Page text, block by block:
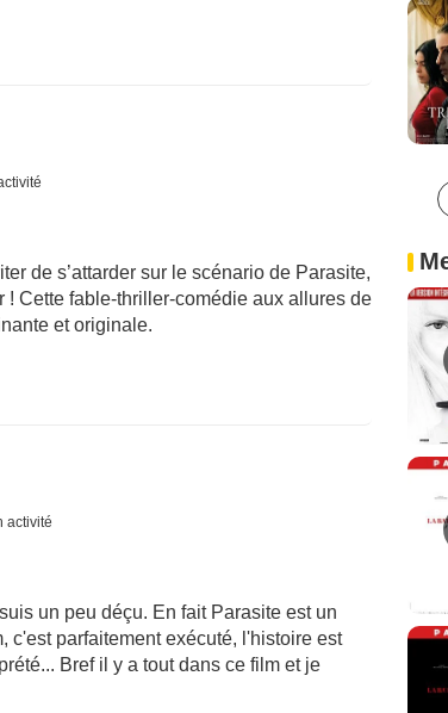
de s’attarder sur le scénario de Parasite,
! Cette fable-thriller-comédie aux allures de
et originale.
activité
un peu déçu. En fait Parasite est un
c'est parfaitement exécuté, l'histoire est
Bref il y a tout dans ce film et je